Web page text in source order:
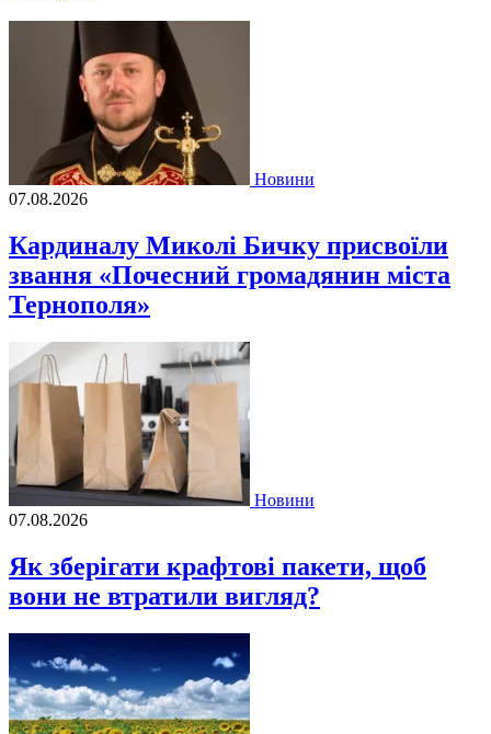
Новини
07.08.2026
Кардиналу Миколі Бичку присвоїли
звання «Почесний громадянин міста
Тернополя»
Новини
07.08.2026
Як зберігати крафтові пакети, щоб
вони не втратили вигляд?